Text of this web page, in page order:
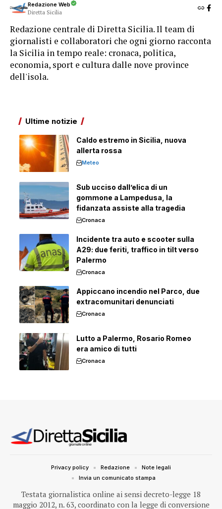
Redazione Web
Diretta Sicilia
Redazione centrale di Diretta Sicilia. Il team di
giornalisti e collaboratori che ogni giorno racconta
la Sicilia in tempo reale: cronaca, politica,
economia, sport e cultura dalle nove province
dell'isola.
Ultime notizie
Caldo estremo in Sicilia, nuova
allerta rossa
Meteo
Sub ucciso dall’elica di un
gommone a Lampedusa, la
fidanzata assiste alla tragedia
Cronaca
Incidente tra auto e scooter sulla
A29: due feriti, traffico in tilt verso
Palermo
Cronaca
Appiccano incendio nel Parco, due
extracomunitari denunciati
Cronaca
Lutto a Palermo, Rosario Romeo
era amico di tutti
Cronaca
Testata giornalistica online ai sensi decreto-legge 18
maggio 2012, n. 63, coordinato con la legge di conversione
Privacy policy Redazione
Note legali
Invia un comunicato stampa